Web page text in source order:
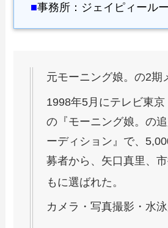
■事務所：ジェイピィール
元モーニング娘。の2期
1998年5月にテレビ東京
の『モーニング娘。の
ーディション』で、
募者から、矢口真里、
もに選ばれた。
カメラ・写真撮影・水泳